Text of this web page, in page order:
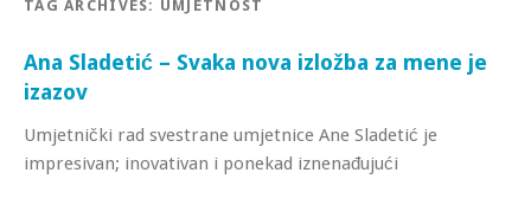
TAG ARCHIVES: UMJETNOST
Ana Sladetić – Svaka nova izložba za mene je
izazov
Umjetnički rad svestrane umjetnice Ane Sladetić je
impresivan; inovativan i ponekad iznenađujući